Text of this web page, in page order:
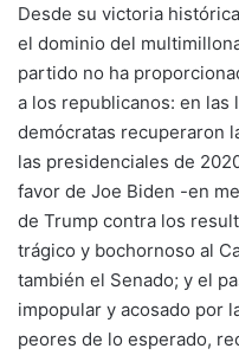
Desde su victoria
el dominio del
partido no ha
a los republicanos: en las
demócratas recuperaron
las presidenciales de
favor de Joe Biden -en
de Trump contra los
trágico y bochornoso al
también el Senado; y el
impopular y acosado por
peores de lo esperado,